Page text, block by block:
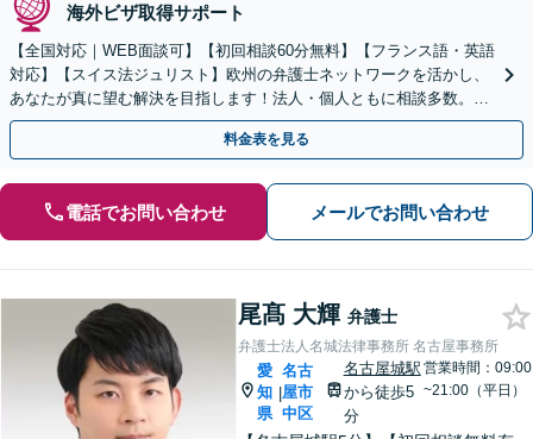
海外ビザ取得サポート
【全国対応｜WEB面談可】【初回相談60分無料】【フランス語・英語
対応】【スイス法ジュリスト】欧州の弁護士ネットワークを活かし、
あなたが真に望む解決を目指します！法人・個人ともに相談多数。細
やかな連絡と粘り強い交渉を徹底【休日・夜間相談可】
料金表を見る
電話でお問い合わせ メールでお問い合わせ
尾髙 大輝 弁護士
弁護士法人名城法律事務所 名古屋事務所
愛
知
県
|
名古
屋市
中区
名古屋城駅
から徒歩5
分
営業時間：09:00
~21:00（平日）